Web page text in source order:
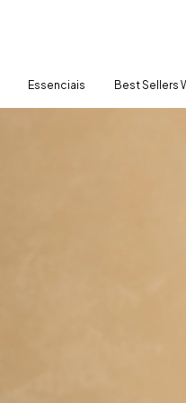
Essenciais Best Sellers